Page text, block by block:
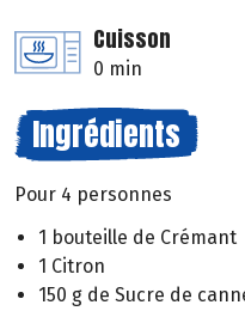
Cuisson
0 min
Ingrédients
Pour 4 personnes
1 bouteille de Crémant
1 Citron
150 g de Sucre de